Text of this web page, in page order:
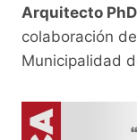
Arquitecto
colaboración
Municipalidad